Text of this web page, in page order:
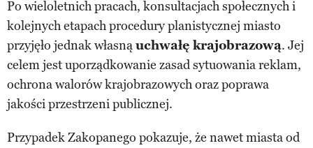
Po wieloletnich pracach, konsultacjach społecznych i
kolejnych etapach procedury planistycznej miasto
przyjęło jednak własnąuchwałę krajobrazową. Jej
celem jest uporządkowanie zasad sytuowania reklam,
ochrona walorów krajobrazowych oraz poprawa
jakości przestrzeni publicznej.
Przypadek Zakopanego pokazuje, że nawet miasta od